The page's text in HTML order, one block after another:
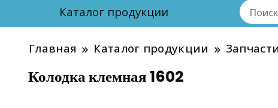
Каталог продукции
Главная Каталог продукции
Колодка клемная 1602